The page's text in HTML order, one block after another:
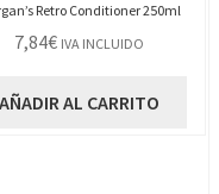
Retro Conditioner 250ml
7,84€ IVA INCLUIDO
AÑADIR AL CARRITO